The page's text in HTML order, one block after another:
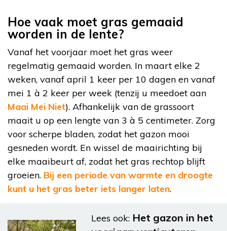
Hoe vaak moet gras gemaaid
worden in de lente?
Vanaf het voorjaar moet het gras weer
regelmatig gemaaid worden. In maart elke 2
weken, vanaf april 1 keer per 10 dagen en vanaf
mei 1 à 2 keer per week (tenzij u meedoet aan
Maai Mei Niet). Afhankelijk van de grassoort
maait u op een lengte van 3 à 5 centimeter. Zorg
voor scherpe bladen, zodat het gazon mooi
gesneden wordt. En wissel de maairichting bij
elke maaibeurt af, zodat het gras rechtop blijft
groeien. Bij een periode van warmte en droogte
kunt u het gras beter iets langer laten.
Lees ook: Het gazon in het